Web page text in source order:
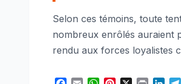
Selon ces témoins, toute
nombreux enrôlés auraient
rendu aux forces loyalistes